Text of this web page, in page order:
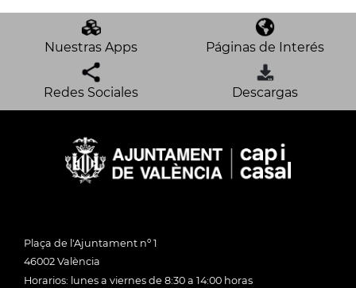
Nuestras Apps Páginas de Interés
Redes Sociales Descargas
Plaça de l'Ajuntament nº 1
46002 València
Horarios: lunes a viernes de 8:30 a 14:00 horas